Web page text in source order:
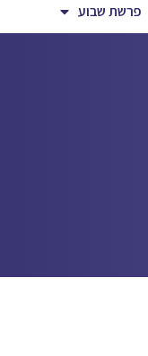
פרשת שבוע